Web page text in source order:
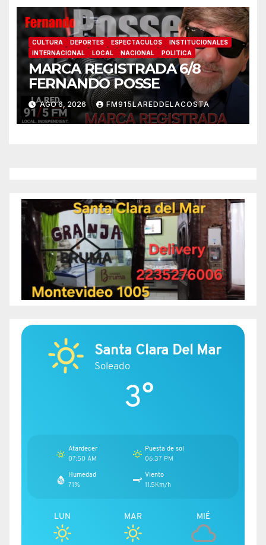
CULTURA DEPORTES ESPECTACULOS
INSTITUCIONALES
INTERNACIONAL
LOCAL NACIONAL POLITICA
MARCA REGISTRADA 6/8
FERNANDO POSSE
AGO 6, 2026 FM915LAREDDELACOSTA
Santa Clara Del Mar
Soleado
3°
Atardecer
07:50 AM
Puesta de sol
06:37 PM
Humedad
71%
Viento
11.5Km/h
LUN MAR MIÉ